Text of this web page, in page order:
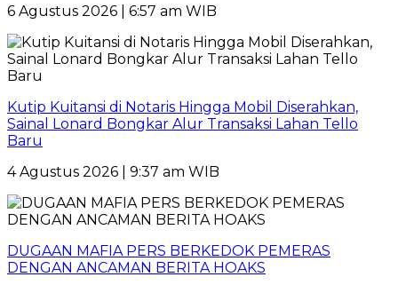
6 Agustus 2026 | 6:57 am WIB
Kutip Kuitansi di Notaris Hingga Mobil Diserahkan,
Sainal Lonard Bongkar Alur Transaksi Lahan Tello
Baru
4 Agustus 2026 | 9:37 am WIB
DUGAAN MAFIA PERS BERKEDOK PEMERAS
DENGAN ANCAMAN BERITA HOAKS